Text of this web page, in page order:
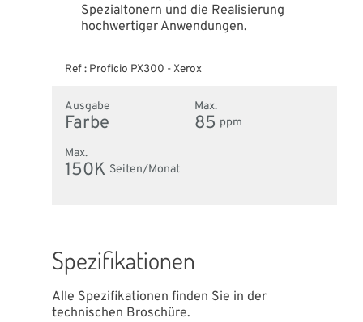
Spezialtonern und die Realisierung
hochwertiger Anwendungen.
Ref : Proficio PX300 -Xerox
Ausgabe
Farbe
Max.
85 ppm
Max.
150K Seiten/Monat
Spezifikationen
Alle Spezifikationen finden Sie in der
technischen Broschüre.